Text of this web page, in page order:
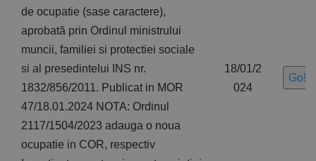
de ocupatie (sase caractere),
aprobată prin Ordinul ministrului
muncii, familiei si protectiei sociale
si al presedintelui INS nr.
1832/856/2011. Publicat in MOR
47/18.01.2024 NOTA: Ordinul
2117/1504/2023 adauga o noua
ocupatie in COR, respectiv
18/01/2
024
Go!